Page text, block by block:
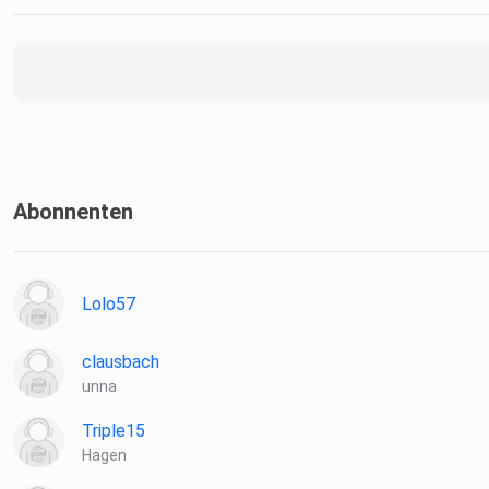
Abonnenten
Lolo57
clausbach
unna
Triple15
Hagen